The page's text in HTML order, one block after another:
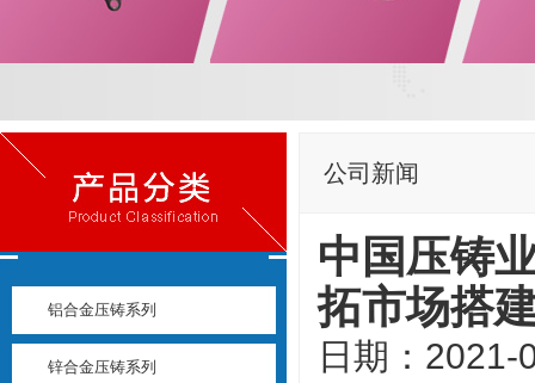
铝合金压铸系列
锌合金压铸系列
公司新闻
中国压铸
拓市场搭
日期：2021-